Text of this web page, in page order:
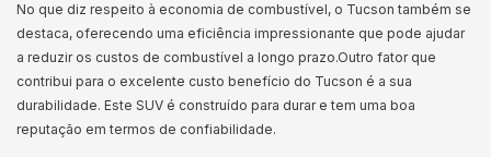
No que diz respeito à economia de combustível, o Tucson também se
destaca, oferecendo uma eficiência impressionante que pode ajudar
a reduzir os custos de combustível a longo prazo.Outro fator que
contribui para o excelente custo benefício do Tucson é a sua
durabilidade. Este SUV é construído para durar e tem uma boa
reputação em termos de confiabilidade.